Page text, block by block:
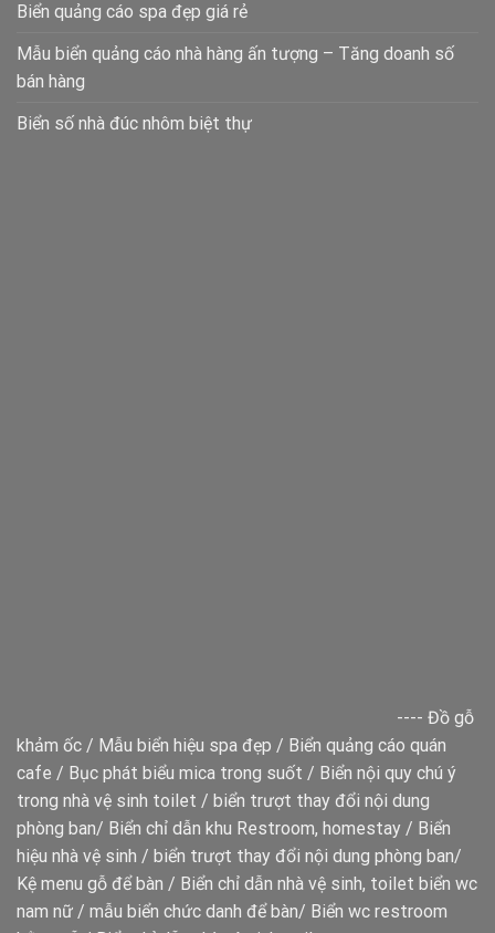
Biển quảng cáo spa đẹp giá rẻ
Mẫu biển quảng cáo nhà hàng ấn tượng – Tăng doanh số
bán hàng
Biển số nhà đúc nhôm biệt thự
---- Đồ gỗ
khảm ốc / Mẫu biển hiệu spa đẹp / Biển quảng cáo quán
cafe / Bục phát biểu mica trong suốt / Biển nội quy chú ý
trong nhà vệ sinh toilet / biển trượt thay đổi nội dung
phòng ban/ Biển chỉ dẫn khu Restroom, homestay / Biển
hiệu nhà vệ sinh / biển trượt thay đổi nội dung phòng ban/
Kệ menu gỗ để bàn / Biển chỉ dẫn nhà vệ sinh, toilet biển wc
nam nữ / mẫu biển chức danh để bàn/ Biển wc restroom